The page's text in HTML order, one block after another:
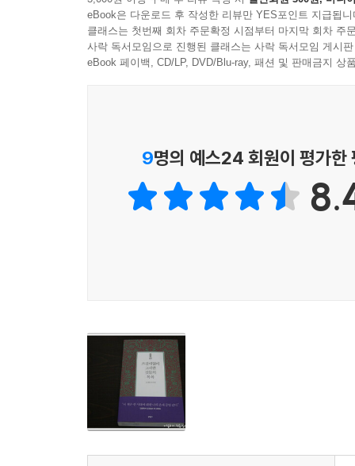
2부 ‘쓸쓸함이여, 스승이여’에는 쫓으면 쫓을수
않았다”는 역설, “부가 증대하면 할수록 오히려
망하고 무너지는 데는 망하는 이유, 무너지는 이
마주하고 있는가, 라고 저자는 묻고 이어서 자신의
제안으로 읽힐 수 있지 않을까?
이반 일리치가 생각한 대표적인 공생의 도구는
할 삶의 방식이 공생의 원리다. 그러나 누가 가르
몸으로 체득한다. 도서관이 모두 함께 사용하
것이기도 하다는 생각, 자료와 기물을 아끼고 소
자기가 재미있게 읽은 책은 다른 아이들에게도
eBook은 다운로드 후 작성한 리뷰만 YES포인트 지급됩니
클래스는 첫번째 회차 주문확정 시점부터 마지막 회차 주
사락 독서모임으로 진행된 클래스는 사락 독서모임 게시
eBook 페이백, CD/LP, DVD/Blu-ray, 패션 및 판매금지 상
9명의 예스24 회원이 평가한